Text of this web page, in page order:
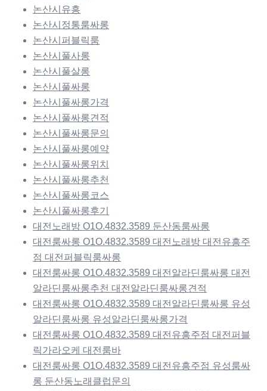
논산시유흥
논산시정통룸싸롱
논산시퍼블릭룸
논산시풀사롱
논산시풀살롱
논산시풀싸롱
논산시풀싸롱가격
논산시풀싸롱견적
논산시풀싸롱문의
논산시풀싸롱예약
논산시풀싸롱위치
논산시풀싸롱추천
논산시풀싸롱코스
논산시풀싸롱후기
대전노래방 O1O.4832.3589 둔산동룸싸롱
대전룸싸롱 O1O.4832.3589 대전노래방 대전유흥주
점 대전퍼블릭룸싸롱
대전룸싸롱 O1O.4832.3589 대전알라딘룸싸롱 대전
알라딘룸싸롱추천 대전알라딘룸싸롱견적
대전룸싸롱 O1O.4832.3589 대전알라딘룸싸롱 유성
알라딘룸싸롱 유성알라딘룸싸롱가격
대전룸싸롱 O1O.4832.3589 대전유흥주점 대전퍼블
릭가라오케 대전룸바
대전룸싸롱 O1O.4832.3589 대전유흥주점 유성룸싸
롱 둔산동노래클럽문의